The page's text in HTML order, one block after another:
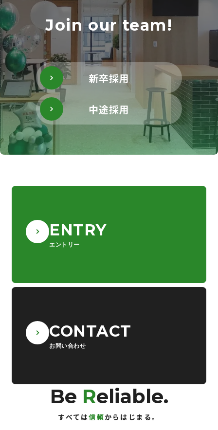
Join our team!
新卒採用
中途採用
ENTRY
エントリー
CONTACT
お問い合わせ
Be Reliable.
すべては信頼からはじまる。